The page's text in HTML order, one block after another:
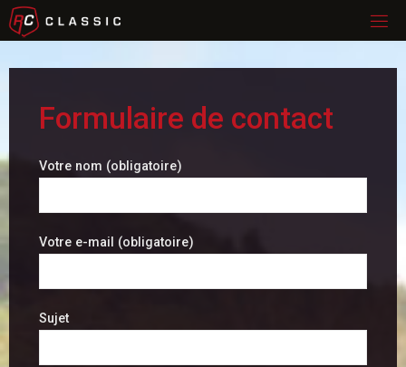
Formulaire de contact
Votre nom (obligatoire)
Votre e-mail (obligatoire)
Sujet